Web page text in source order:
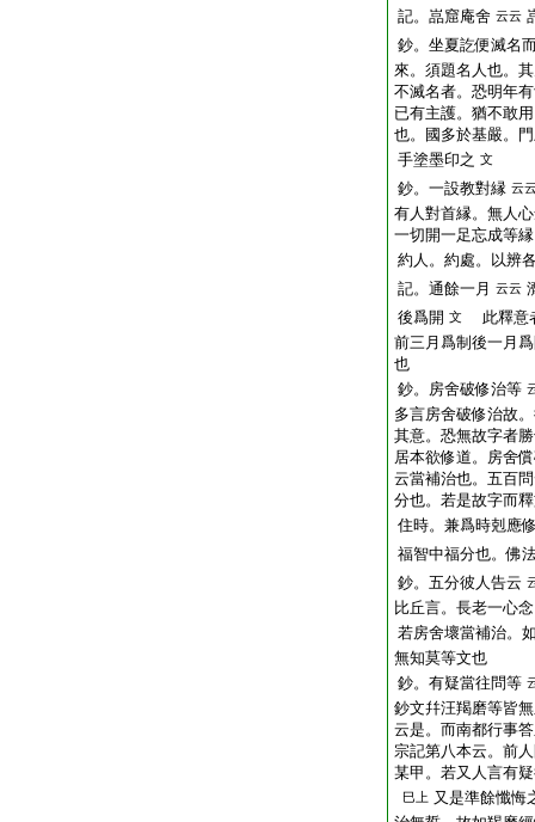
記。嵓窟庵舍 云云
鈔。坐夏訖便滅名
來。須題名人也。
不滅名者。恐明年
已有主護。猶不敢
也。國多於基嚴。
手塗墨印之 文
鈔。一設教對縁 云
有人對首縁。無人
一切開一足忘成等
約人。約處。以辨
記。通餘一月 云云
後爲開 文
此釋意
前三月爲制後一月
也
鈔。房舍破修治等
多言房舍破修治故
其意。恐無故字者
居本欲修道。房舍
云當補治也。五百
分也。若是故字而
住時。兼爲時剋應
福智中福分也。佛
鈔。五分彼人告云
比丘言。長老一心
若房舍壞當補治。
無知莫等文也
鈔。有疑當往問等
鈔文幷汪羯磨等皆
云是。而南都行事
宗記第八本云。前
某甲。若又人言有
巳上 又是準餘懺悔